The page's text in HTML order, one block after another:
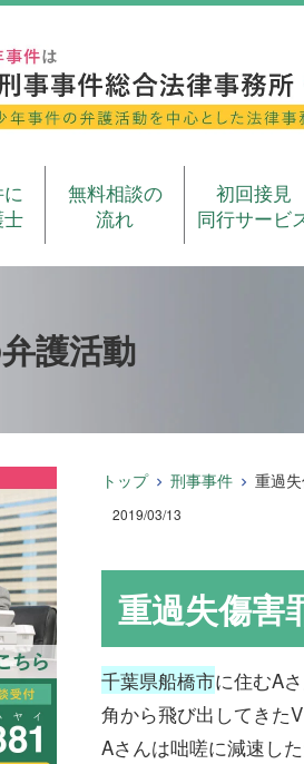
無料相談の
流れ
初回接見
同行サービ
護活動
トップ 刑事事件 重過
2019/03/13
重過失傷害
千葉県船橋市に住むA
角から飛び出してきた
Aさんは咄嗟に減速し